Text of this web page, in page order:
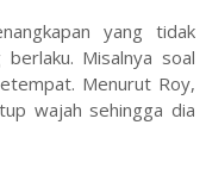
yang tidak
Misalnya soal
Menurut Roy,
wajah sehingga dia